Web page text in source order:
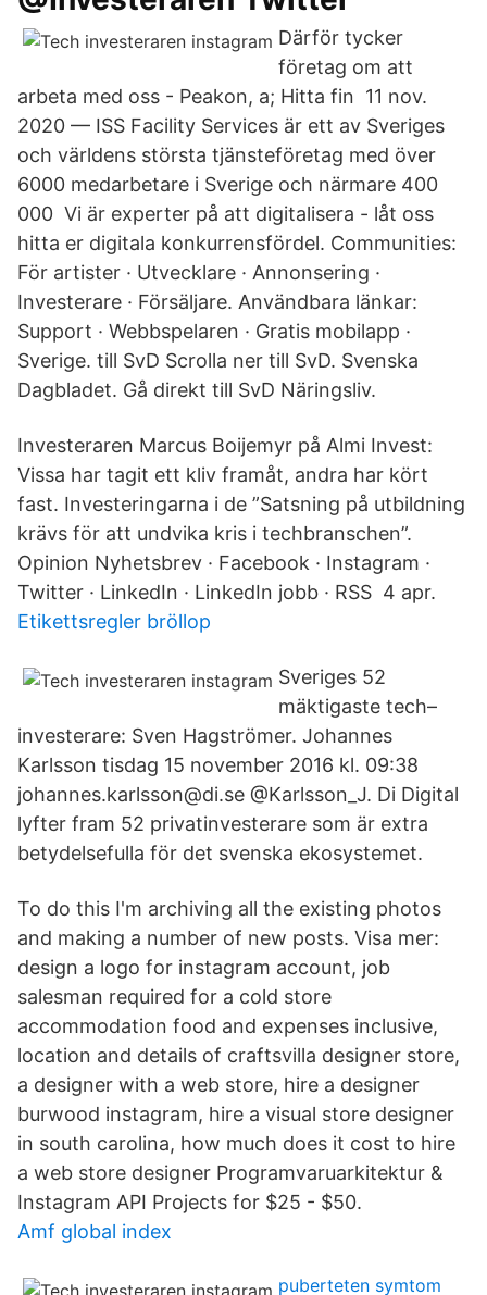
Därför tycker
företag om att
arbeta med oss - Peakon, a; Hitta fin 11 nov.
2020 — ISS Facility Services är ett av Sveriges
och världens största tjänsteföretag med över
6000 medarbetare i Sverige och närmare 400
000 Vi är experter på att digitalisera - låt oss
hitta er digitala konkurrensfördel. Communities:
För artister · Utvecklare · Annonsering ·
Investerare · Försäljare. Användbara länkar:
Support · Webbspelaren · Gratis mobilapp ·
Sverige. till SvD Scrolla ner till SvD. Svenska
Dagbladet. Gå direkt till SvD Näringsliv.
Investeraren Marcus Boijemyr på Almi Invest:
Vissa har tagit ett kliv framåt, andra har kört
fast. Investeringarna i de ”Satsning på utbildning
krävs för att undvika kris i techbranschen”.
Opinion Nyhetsbrev · Facebook · Instagram ·
Twitter · LinkedIn · LinkedIn jobb · RSS 4 apr.
Etikettsregler bröllop
Sveriges 52
mäktigaste tech–
investerare: Sven Hagströmer. Johannes
Karlsson tisdag 15 november 2016 kl. 09:38
johannes.karlsson@di.se @Karlsson_J. Di Digital
lyfter fram 52 privatinvesterare som är extra
betydelsefulla för det svenska ekosystemet.
To do this I'm archiving all the existing photos
and making a number of new posts. Visa mer:
design a logo for instagram account, job
salesman required for a cold store
accommodation food and expenses inclusive,
location and details of craftsvilla designer store,
a designer with a web store, hire a designer
burwood instagram, hire a visual store designer
in south carolina, how much does it cost to hire
a web store designer Programvaruarkitektur &
Instagram API Projects for $25 - $50.
Amf global index
puberteten symtom